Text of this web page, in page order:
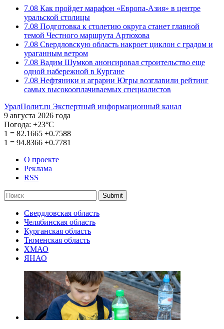
7.08 Как пройдет марафон «Европа-Азия» в центре
уральской столицы
7.08 Подготовка к столетию округа станет главной
темой Честного маршрута Артюхова
7.08 Свердловскую область накроет циклон с градом и
ураганным ветром
7.08 Вадим Шумков анонсировал строительство еще
одной набережной в Кургане
7.08 Нефтяники и аграрии Югры возглавили рейтинг
самых высокооплачиваемых специалистов
УралПолит.ru Экспертный информационный канал
9 августа 2026 года
Погода: +23°С
1 = 82.1665 +0.7588
1 = 94.8366 +0.7781
О проекте
Реклама
RSS
Submit
Свердловская область
Челябинская область
Курганская область
Тюменская область
ХМАО
ЯНАО